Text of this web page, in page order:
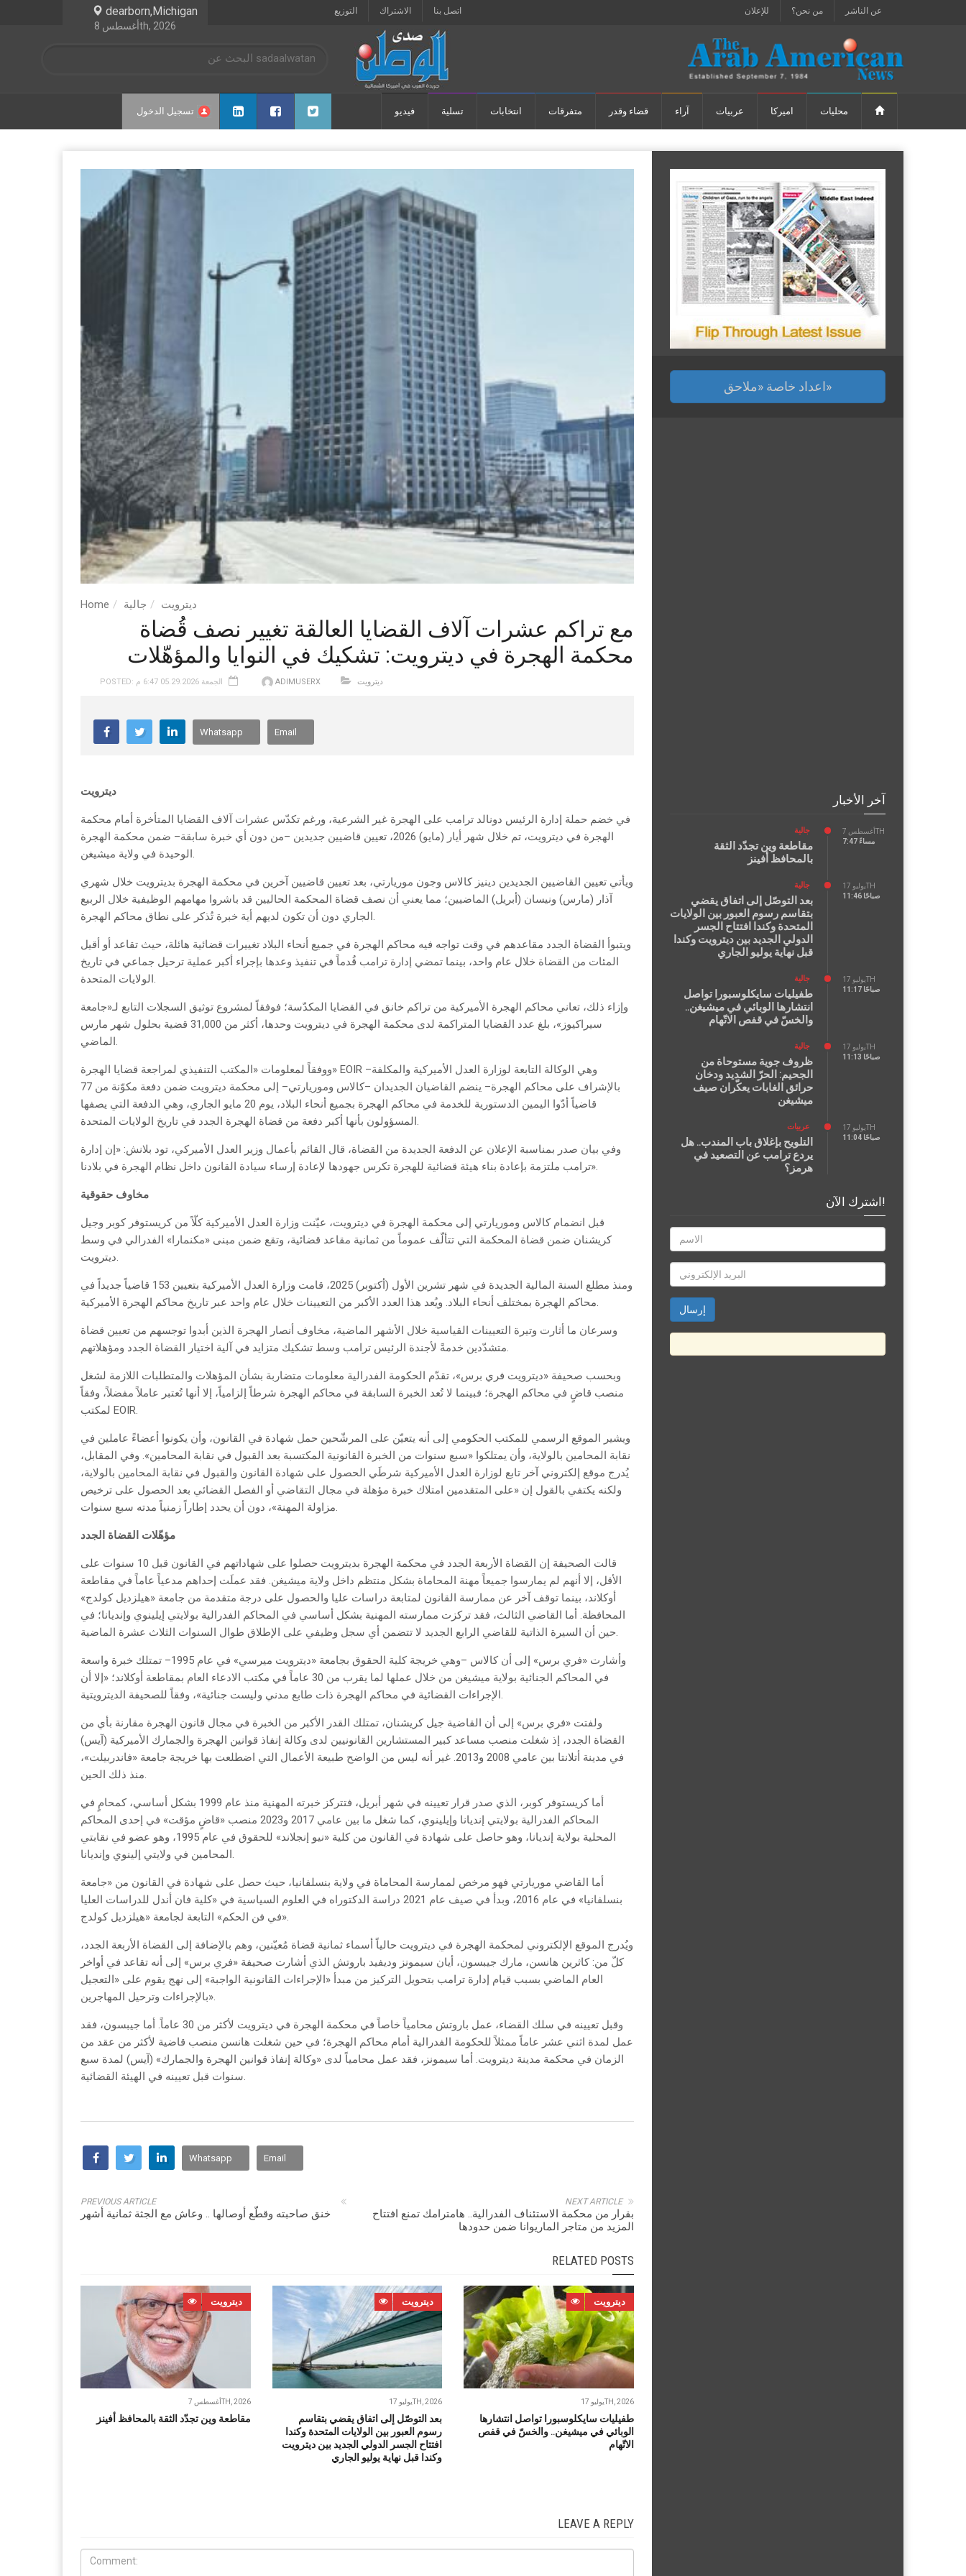
dearborn,Michigan
أغسطس 8th, 2026
اتصل بنا الاشتراك التوزيع عن الناشر من نحن؟ للإعلان
تسجيل الدخول محليات اميركا عربيات آراء قضاء وقدر متفرقات انتخابات تسلية فيديو
Home جالية ديترويت
مع تراكم عشرات آلاف القضايا العالقة تغيير نصف قُضاة
محكمة الهجرة في ديترويت: تشكيك في النوايا والمؤهّلات
POSTED: الجمعة 05.29.2026 6:47 م ADIMUSERX ديترويت
Whatsapp Email
ديترويت
في خضم حملة إدارة الرئيس دونالد ترامب على الهجرة غير الشرعية، ورغم تكدّس عشرات آلاف القضايا المتأخرة أمام محكمة
الهجرة في ديترويت، تم خلال شهر أيار (مايو) 2026، تعيين قاضيين جديدين –من دون أي خبرة سابقة– ضمن محكمة الهجرة
الوحيدة في ولاية ميشيغن.
ويأتي تعيين القاضيين الجديدين دينيز كالاس وجون موريارتي، بعد تعيين قاضيين آخرين في محكمة الهجرة بديترويت خلال شهري
آذار (مارس) ونيسان (أبريل) الماضيين؛ مما يعني أن نصف قضاة المحكمة الحاليين قد باشروا مهامهم الوظيفية خلال الربيع
الجاري دون أن تكون لديهم أية خبرة تُذكر على نطاق محاكم الهجرة.
ويتبوأ القضاة الجدد مقاعدهم في وقت تواجه فيه محاكم الهجرة في جميع أنحاء البلاد تغييرات قضائية هائلة، حيث تقاعد أو أقيل
المئات من القضاة خلال عام واحد، بينما تمضي إدارة ترامب قُدماً في تنفيذ وعدها بإجراء أكبر عملية ترحيل جماعي في تاريخ
الولايات المتحدة.
وإزاء ذلك، تعاني محاكم الهجرة الأميركية من تراكم خانق في القضايا المكدّسة؛ فوفقاً لمشروع توثيق السجلات التابع لـ«جامعة
سيراكيوز»، بلغ عدد القضايا المتراكمة لدى محكمة الهجرة في ديترويت وحدها، أكثر من 31,000 قضية بحلول شهر مارس
الماضي.
ووفقاً لمعلومات «المكتب التنفيذي لمراجعة قضايا الهجرة» EOIR –وهي الوكالة التابعة لوزارة العدل الأميركية والمكلفة
بالإشراف على محاكم الهجرة– ينضم القاضيان الجديدان –كالاس وموريارتي– إلى محكمة ديترويت ضمن دفعة مكوّنة من 77
قاضياً أدّوا اليمين الدستورية للخدمة في محاكم الهجرة بجميع أنحاء البلاد، يوم 20 مايو الجاري، وهي الدفعة التي يصفها
المسؤولون بأنها أكبر دفعة من قضاة الهجرة الجدد في تاريخ الولايات المتحدة.
وفي بيان صدر بمناسبة الإعلان عن الدفعة الجديدة من القضاة، قال القائم بأعمال وزير العدل الأميركي، تود بلانش: «إن إدارة
ترامب ملتزمة بإعادة بناء هيئة قضائية للهجرة تكرس جهودها لإعادة إرساء سيادة القانون داخل نظام الهجرة في بلادنا».
مخاوف حقوقية
قبل انضمام كالاس وموريارتي إلى محكمة الهجرة في ديترويت، عيّنت وزارة العدل الأميركية كلّاً من كريستوفر كوبر وجيل
كريشنان ضمن قضاة المحكمة التي تتألّف عموماً من ثمانية مقاعد قضائية، وتقع ضمن مبنى «مكنمارا» الفدرالي في وسط
ديترويت.
ومنذ مطلع السنة المالية الجديدة في شهر تشرين الأول (أكتوبر) 2025، قامت وزارة العدل الأميركية بتعيين 153 قاضياً جديداً في
محاكم الهجرة بمختلف أنحاء البلاد. ويُعد هذا العدد الأكبر من التعيينات خلال عام واحد عبر تاريخ محاكم الهجرة الأميركية.
وسرعان ما أثارت وتيرة التعيينات القياسية خلال الأشهر الماضية، مخاوف أنصار الهجرة الذين أبدوا توجسهم من تعيين قضاة
متشدّدين خدمةً لأجندة الرئيس ترامب وسط تشكيك متزايد في آلية اختيار القضاة الجدد ومؤهلاتهم.
وبحسب صحيفة «ديترويت فري برس»، تقدّم الحكومة الفدرالية معلومات متضاربة بشأن المؤهلات والمتطلبات اللازمة لشغل
منصب قاضٍ في محاكم الهجرة؛ فبينما لا تُعد الخبرة السابقة في محاكم الهجرة شرطاً إلزامياً، إلا أنها تُعتبر عاملاً مفضلاً، وفقاً
لمكتب EOIR.
ويشير الموقع الرسمي للمكتب الحكومي إلى أنه يتعيّن على المرشّحين حمل شهادة في القانون، وأن يكونوا أعضاءً عاملين في
نقابة المحامين بالولاية، وأن يمتلكوا «سبع سنوات من الخبرة القانونية المكتسبة بعد القبول في نقابة المحامين». وفي المقابل،
يُدرج موقع إلكتروني آخر تابع لوزارة العدل الأميركية شرطَي الحصول على شهادة القانون والقبول في نقابة المحامين بالولاية،
ولكنه يكتفي بالقول إن «على المتقدمين امتلاك خبرة مؤهلة في مجال التقاضي أو الفصل القضائي بعد الحصول على ترخيص
مزاولة المهنة»، دون أن يحدد إطاراً زمنياً مدته سبع سنوات.
مؤهّلات القضاة الجدد
قالت الصحيفة إن القضاة الأربعة الجدد في محكمة الهجرة بديترويت حصلوا على شهاداتهم في القانون قبل 10 سنوات على
الأقل، إلا أنهم لم يمارسوا جميعاً مهنة المحاماة بشكل منتظم داخل ولاية ميشيغن. فقد عملَت إحداهم مدعياً عاماً في مقاطعة
أوكلاند، بينما توقف آخر عن ممارسة القانون لمتابعة دراسات عليا والحصول على درجة متقدمة من جامعة «هيلزديل كولدج»
المحافظة. أما القاضي الثالث، فقد تركزت ممارسته المهنية بشكل أساسي في المحاكم الفدرالية بولايتي إيلينوي وإنديانا؛ في
حين أن السيرة الذاتية للقاضي الرابع الجديد لا تتضمن أي سجل وظيفي على الإطلاق طوال السنوات الثلاث عشرة الماضية.
وأشارت «فري برس» إلى أن كالاس –وهي خريجة كلية الحقوق بجامعة «ديترويت ميرسي» في عام 1995– تمتلك خبرة واسعة
في المحاكم الجنائية بولاية ميشيغن من خلال عملها لما يقرب من 30 عاماً في مكتب الادعاء العام بمقاطعة أوكلاند؛ «إلا أن
الإجراءات القضائية في محاكم الهجرة ذات طابع مدني وليست جنائية»، وفقاً للصحيفة الديترويتية.
ولفتت «فري برس» إلى أن القاضية جيل كريشنان، تمتلك القدر الأكبر من الخبرة في مجال قانون الهجرة مقارنة بأي من
القضاة الجدد، إذ شغلت منصب مساعد كبير المستشارين القانونيين لدى وكالة إنفاذ قوانين الهجرة والجمارك الأميركية (آيس)
في مدينة أتلانتا بين عامي 2008 و2013. غير أنه ليس من الواضح طبيعة الأعمال التي اضطلعت بها خريجة جامعة «فاندربيلت»،
منذ ذلك الحين.
أما كريستوفر كوبر، الذي صدر قرار تعيينه في شهر أبريل، فتتركز خبرته المهنية منذ عام 1999 بشكل أساسي، كمحامٍ في
المحاكم الفدرالية بولايتي إنديانا وإيلينوي، كما شغل ما بين عامي 2017 و2023 منصب «قاضٍ مؤقت» في إحدى المحاكم
المحلية بولاية إنديانا، وهو حاصل على شهادة في القانون من كلية «نيو إنجلاند» للحقوق في عام 1995، وهو عضو في نقابتي
المحامين في ولايتي إلينوي وإنديانا.
أما القاضي موريارتي فهو مرخص لممارسة المحاماة في ولاية بنسلفانيا، حيث حصل على شهادة في القانون من «جامعة
بنسلفانيا» في عام 2016، وبدأ في صيف عام 2021 دراسة الدكتوراه في العلوم السياسية في «كلية فان أندل للدراسات العليا
في فن الحكم» التابعة لجامعة «هيلزديل كولدج».
ويُدرج الموقع الإلكتروني لمحكمة الهجرة في ديترويت حالياً أسماء ثمانية قضاة مُعيّنين، وهم بالإضافة إلى القضاة الأربعة الجدد،
كلّ من: كاثرين هانسن، مارك جيبسون، أيان سيمونز وديفيد باروتش الذي أشارت صحيفة «فري برس» إلى أنه تقاعد في أواخر
العام الماضي بسبب قيام إدارة ترامب بتحويل التركيز من مبدأ «الإجراءات القانونية الواجبة» إلى نهج يقوم على «التعجيل
بالإجراءات وترحيل المهاجرين».
وقبل تعيينه في سلك القضاء، عمل باروتش محامياً خاصاً في محكمة الهجرة في ديترويت لأكثر من 30 عاماً. أما جيبسون، فقد
عمل لمدة اثني عشر عاماً ممثلاً للحكومة الفدرالية أمام محاكم الهجرة؛ في حين شغلت هانسن منصب قاضية لأكثر من عقد من
الزمان في محكمة مدينة ديترويت. أما سيمونز، فقد عمل محامياً لدى «وكالة إنفاذ قوانين الهجرة والجمارك» (آيس) لمدة سبع
سنوات قبل تعيينه في الهيئة القضائية.
Whatsapp Email
NEXT ARTICLE
بقرار من محكمة الاستئناف الفدرالية.. هامترامك تمنع افتتاح
المزيد من متاجر الماريوانا ضمن حدودها
PREVIOUS ARTICLE
خنق صاحبته وقطّع أوصالها .. وعاش مع الجثة ثمانية أشهر
RELATED POSTS
ديترويت
أغسطس 7TH, 2026
مقاطعة وين تجدّد الثقة بالمحافظ أفينز
ديترويت
يوليو 17TH, 2026
بعد التوصّل إلى اتفاق يقضي بتقاسم
رسوم العبور بين الولايات المتحدة وكندا
افتتاح الجسر الدولي الجديد بين ديترويت
وكندا قبل نهاية يوليو الجاري
ديترويت
يوليو 17TH, 2026
طفيليات سايكلوسبورا تواصل انتشارها
الوبائي في ميشيغن.. والخسّ في قفص
الاتّهام
LEAVE A REPLY
اعداد خاصة «ملاحق»
آخر الأخبار
أغسطس 7TH
7:47 مساءً
جالية
مقاطعة وين تجدّد الثقة
بالمحافظ أفينز
يوليو 17TH
11:46 صباحًا
جالية
بعد التوصّل إلى اتفاق يقضي
بتقاسم رسوم العبور بين الولايات
المتحدة وكندا افتتاح الجسر
الدولي الجديد بين ديترويت وكندا
قبل نهاية يوليو الجاري
يوليو 17TH
11:17 صباحًا
جالية
طفيليات سايكلوسبورا تواصل
انتشارها الوبائي في ميشيغن..
والخسّ في قفص الاتّهام
يوليو 17TH
11:13 صباحًا
جالية
ظروف جوية مستوحاة من
الجحيم: الحرّ الشديد ودخان
حرائق الغابات يعكّران صيف
ميشيغن
يوليو 17TH
11:04 صباحًا
عربيات
التلويح بإغلاق باب المندب.. هل
يردع ترامب عن التصعيد في
هرمز؟
اشترك الآن!